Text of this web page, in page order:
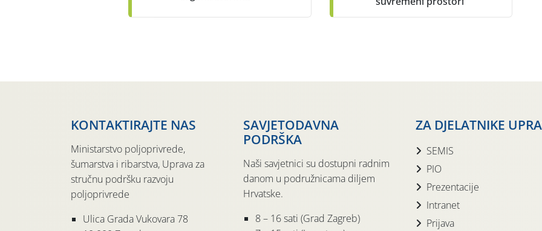
KONTAKTIRAJTE NAS
Ministarstvo poljoprivrede,
šumarstva i ribarstva, Uprava za
stručnu podršku razvoju
poljoprivrede
Ulica Grada Vukovara 78
SAVJETODAVNA
PODRŠKA
Naši savjetnici su dostupni radnim
danom u podružnicama diljem
Hrvatske.
8 – 16 sati (Grad Zagreb)
ZA DJELATNIKE
SEMIS
PIO
Prezentacije
Intranet
Prijava